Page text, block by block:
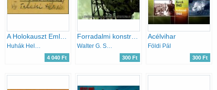
A ​Holokauszt Emlékközpont gyűjteményi katalógusa
Huhák Heléna, Szécsényi András (szerk.)
4 040 Ft
Forradalmi konstrukciók
Walter G. Scott
300 Ft
Acélvihar
Földi Pál
300 Ft